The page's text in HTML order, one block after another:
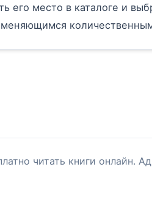
его место в каталоге и
читать книги онлайн.